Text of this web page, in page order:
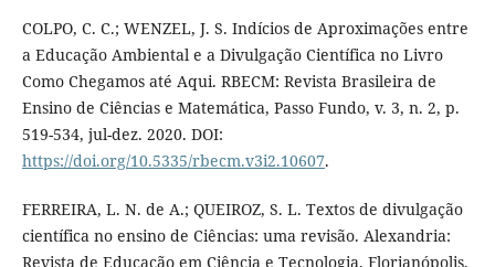
COLPO, C. C.; WENZEL, J. S. Indícios de Aproximações entre
a Educação Ambiental e a Divulgação Científica no Livro
Como Chegamos até Aqui. RBECM: Revista Brasileira de
Ensino de Ciências e Matemática, Passo Fundo, v. 3, n. 2, p.
519-534, jul-dez. 2020. DOI:
https://doi.org/10.5335/rbecm.v3i2.10607.
FERREIRA, L. N. de A.; QUEIROZ, S. L. Textos de divulgação
científica no ensino de Ciências: uma revisão. Alexandria:
Revista de Educação em Ciência e Tecnologia, Florianópolis,